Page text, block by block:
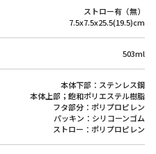
ストロー有（無）
7.5x7.5x25.5(19.5)cm
503ml
本体下部：ステンレス鋼
本体上部；飽和ポリエステル樹脂
フタ部分：ポリプロピレン
パッキン：シリコーンゴム
ストロー：ポリプロピレン